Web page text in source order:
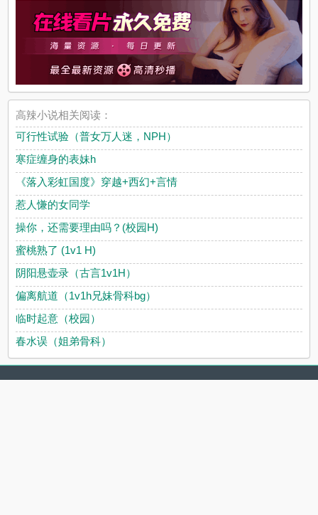
高辣小说相关阅读：
可行性试验（普女万人迷，NPH）
寒症缠身的表妹h
《落入彩虹国度》穿越+西幻+言情
惹人慊的女同学
操你，还需要理由吗？(校园H)
蜜桃熟了 (1v1 H)
阴阳悬壶录（古言1v1H）
偏离航道（1v1h兄妹骨科bg）
临时起意（校园）
春水误（姐弟骨科）